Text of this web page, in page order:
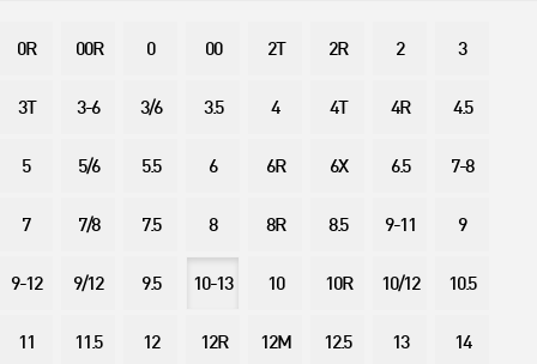
0R 00R 0 00 2T 2R 2 3
3T 3-6 3/6 3.5 4 4T 4R 4.5
5 5/6 5.5 6 6R 6X 6.5 7-8
7 7/8 7.5 8 8R 8.5 9-11 9
9-12 9/12 9.5 10-13 10 10R 10/12 10.5
11 11.5 12 12R 12M 12.5 13 14